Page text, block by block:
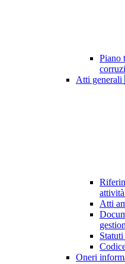
Piano
Atti generali
attività
Atti
Oneri